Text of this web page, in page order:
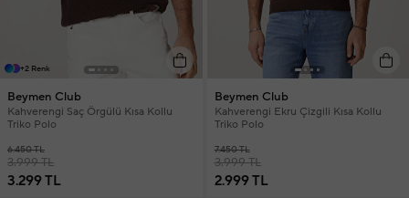
+2 Renk
Beymen Club
Kahverengi Saç Örgülü Kısa Kollu
Triko Polo
6.450 TL
3.999 TL
3.299 TL
Beymen Club
Kahverengi Ekru Çizgili Kısa Kollu
Triko Polo
7.450 TL
3.999 TL
2.999 TL